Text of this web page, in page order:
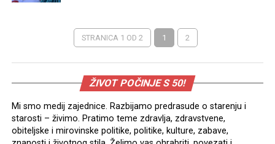
STRANICA 1 OD 2 1 2
ŽIVOT POČINJE S 50!
Mi smo medij zajednice. Razbijamo predrasude o starenju i
starosti – živimo. Pratimo teme zdravlja, zdravstvene,
obiteljske i mirovinske politike, politike, kulture, zabave,